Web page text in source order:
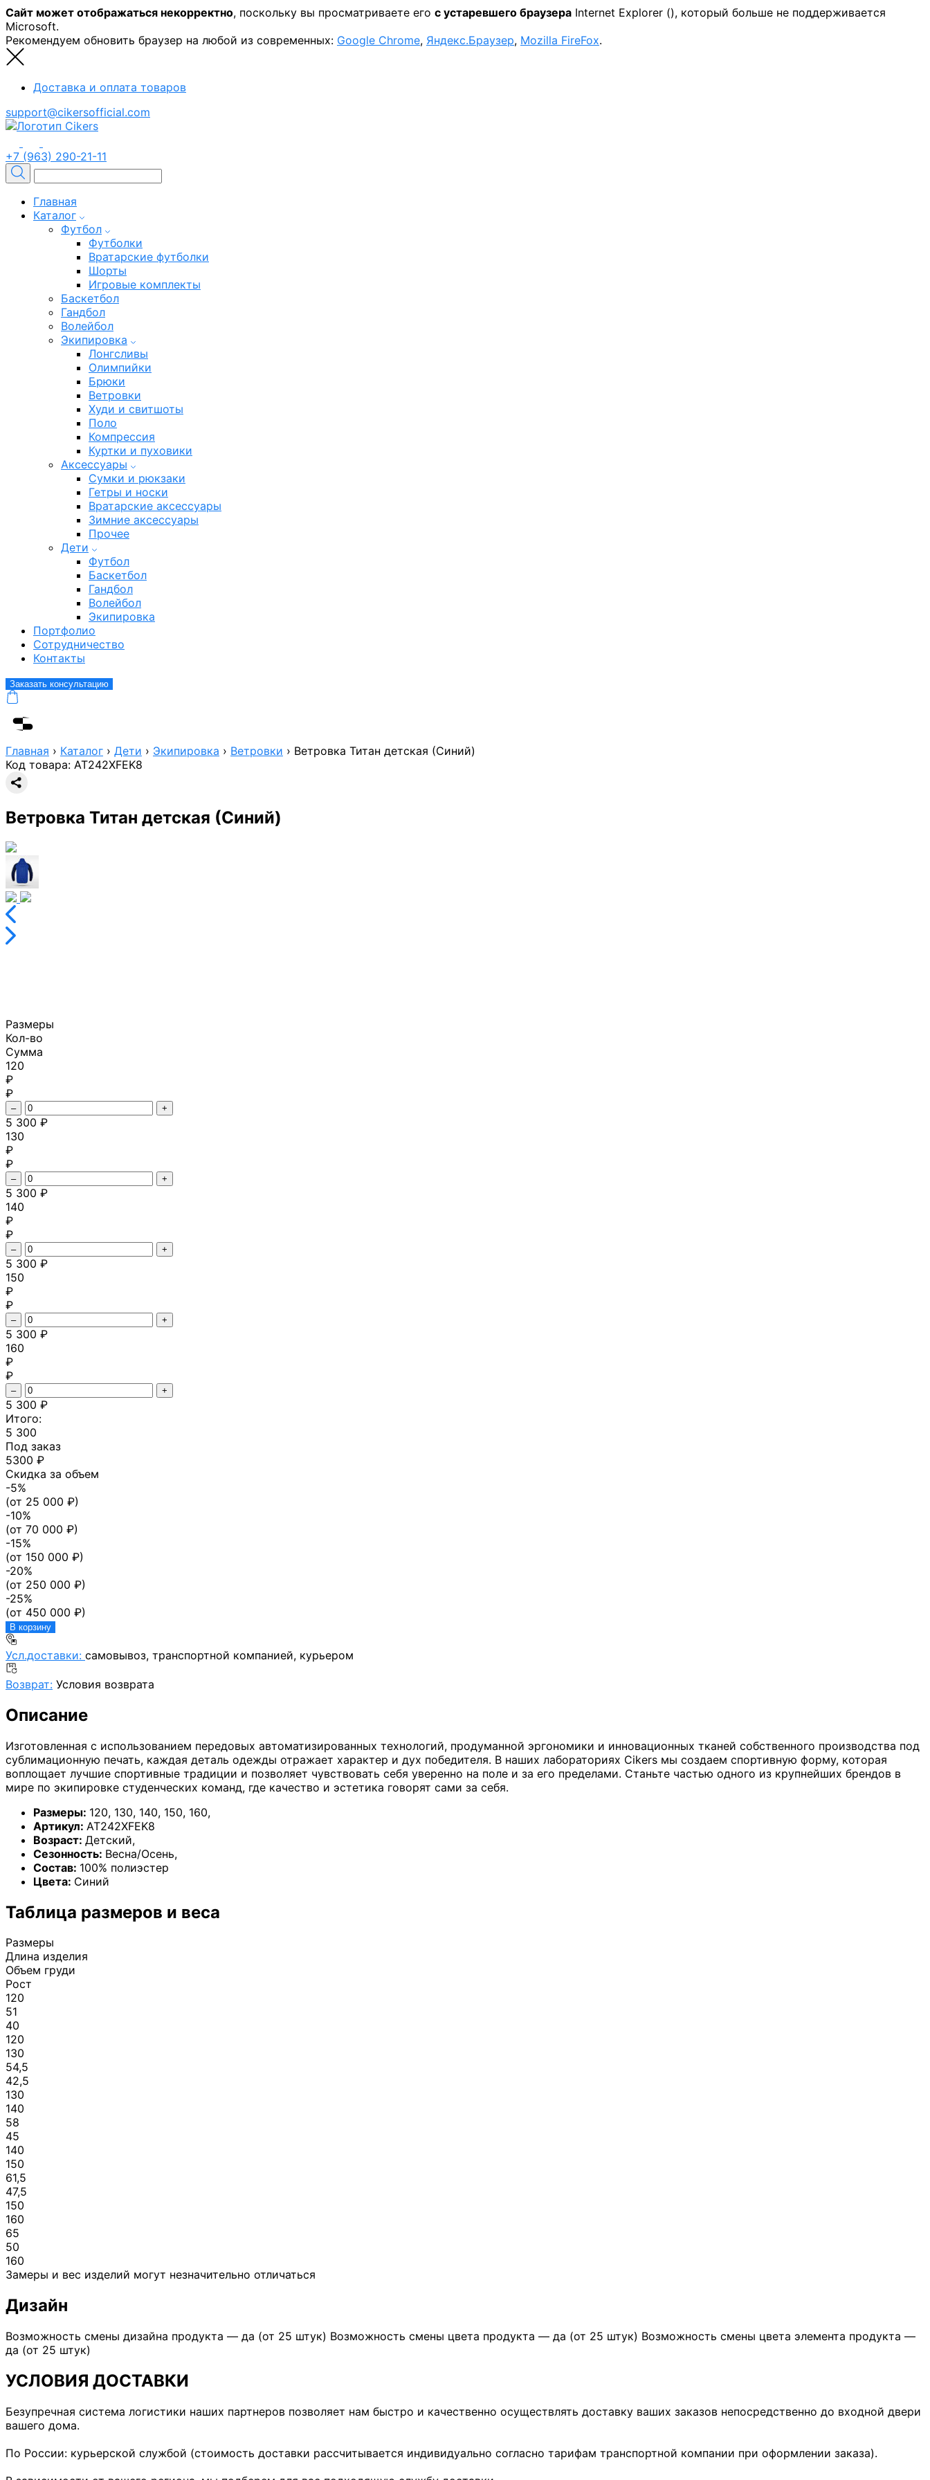
Сайт может отображаться некорректно, поскольку вы просматриваете его с устаревшего браузера Internet Explorer (), который больше не поддерживается
Microsoft.
Рекомендуем обновить браузер на любой из современных: Google Chrome, Яндекс.Браузер, Mozilla FireFox.
Доставка и оплата товаров
support@cikersofficial.com
+7 (963) 290-21-11
Главная
Каталог
Футбол
Футболки
Вратарские футболки
Шорты
Игровые комплекты
Баскетбол
Гандбол
Волейбол
Экипировка
Лонгсливы
Олимпийки
Брюки
Ветровки
Худи и свитшоты
Поло
Компрессия
Куртки и пуховики
Аксессуары
Сумки и рюкзаки
Гетры и носки
Вратарские аксессуары
Зимние аксессуары
Прочее
Дети
Футбол
Баскетбол
Гандбол
Волейбол
Экипировка
Портфолио
Сотрудничество
Контакты
Заказать консультацию
Главная › Каталог › Дети › Экипировка › Ветровки › Ветровка Титан детская (Синий)
Код товара: AT242XFEK8
Ветровка Титан детская (Синий)
Размеры
Кол-во
Сумма
120
₽
₽
– +
5 300 ₽
130
₽
₽
– +
5 300 ₽
140
₽
₽
– +
5 300 ₽
150
₽
₽
– +
5 300 ₽
160
₽
₽
– +
5 300 ₽
Итого:
5 300
Под заказ
5300 ₽
Скидка за объем
-5%
(от 25 000 ₽)
-10%
(от 70 000 ₽)
-15%
(от 150 000 ₽)
-20%
(от 250 000 ₽)
-25%
(от 450 000 ₽)
В корзину
Усл.доставки: самовывоз, транспортной компанией, курьером
Возврат: Условия возврата
Описание
Изготовленная с использованием передовых автоматизированных технологий, продуманной эргономики и инновационных тканей собственного производства под
сублимационную печать, каждая деталь одежды отражает характер и дух победителя. В наших лабораториях Cikers мы создаем спортивную форму, которая
воплощает лучшие спортивные традиции и позволяет чувствовать себя уверенно на поле и за его пределами. Станьте частью одного из крупнейших брендов в
мире по экипировке студенческих команд, где качество и эстетика говорят сами за себя.
Размеры: 120, 130, 140, 150, 160,
Артикул: AT242XFEK8
Возраст: Детский,
Сезонность: Весна/Осень,
Состав: 100% полиэстер
Цвета: Синий
Таблица размеров и веса
Размеры
Длина изделия
Объем груди
Рост
120
51
40
120
130
54,5
42,5
130
140
58
45
140
150
61,5
47,5
150
160
65
50
160
Замеры и вес изделий могут незначительно отличаться
Дизайн
Возможность смены дизайна продукта — да (от 25 штук) Возможность смены цвета продукта — да (от 25 штук) Возможность смены цвета элемента продукта —
да (от 25 штук)
УСЛОВИЯ ДОСТАВКИ
Безупречная система логистики наших партнеров позволяет нам быстро и качественно осуществлять доставку ваших заказов непосредственно до входной двери
вашего дома.
По России: курьерской службой (стоимость доставки рассчитывается индивидуально согласно тарифам транспортной компании при оформлении заказа).